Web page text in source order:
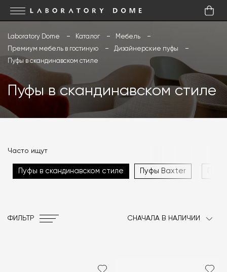
Laboratory Dome Каталог
Мебель
Премиум мебель в гостиную
Дизайнерские пуфы
Пуфы в скандинавском стиле
Пуфы в скандинавском стиле
Часто ищут
Пуфы Baxter
Пуфы в скандинавском стиле
ФИЛЬТР СНАЧАЛА В НАЛИЧИИ